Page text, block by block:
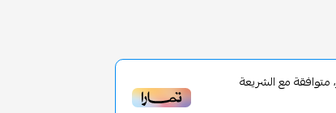
مع الشريعة